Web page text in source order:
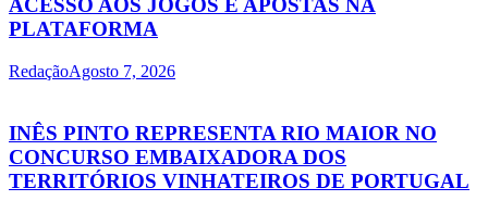
ACESSO AOS JOGOS E APOSTAS NA
PLATAFORMA
RedaçãoAgosto 7, 2026
INÊS PINTO REPRESENTA RIO MAIOR NO
CONCURSO EMBAIXADORA DOS
TERRITÓRIOS VINHATEIROS DE PORTUGAL